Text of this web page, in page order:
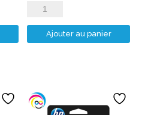
quantité
de
HP_302XLB
Ajouter au panier